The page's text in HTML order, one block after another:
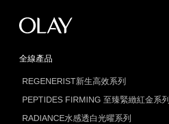
全線產品
REGENERIST新生高效系列
PEPTIDES FIRMING 至臻緊緻紅金系列
RADIANCE水感透白光曜系列